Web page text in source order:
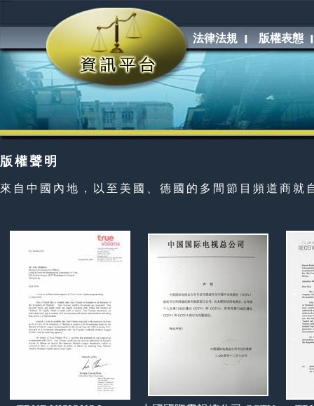
法律法規 版權表態
版權聲明
來自中國內地，以至美國、德國的多間節目頻道商